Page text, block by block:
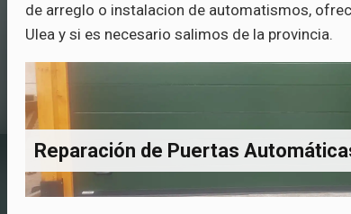
de arreglo o instalacion de automatismos,
Ulea y si es necesario salimos de la provincia.
Reparación de Puertas